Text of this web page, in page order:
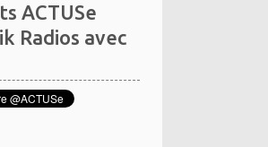
ACTUSe
Radios avec